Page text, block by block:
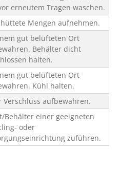
erneutem Tragen waschen.
Mengen aufnehmen.
gut belüfteten Ort
Behälter dicht
halten.
gut belüfteten Ort
Kühl halten.
Verschluss aufbewahren.
Behälter einer geeigneten
oder
zuführen.